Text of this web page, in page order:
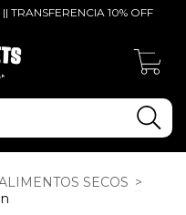
TRANSFERENCIA 10% OFF
SECOS >